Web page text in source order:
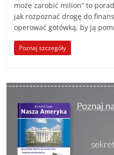
może zarobić milion” to
jak rozpoznać drogę do
operować gotówką, by ją
Poznaj szczegóły